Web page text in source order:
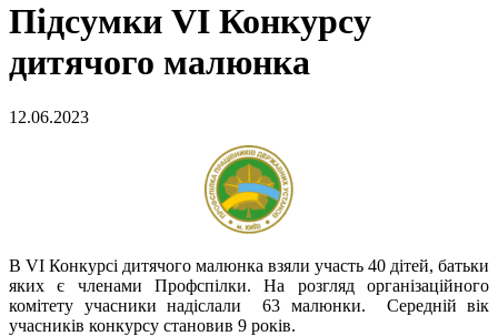
Підсумки VI Конкурсу
дитячого малюнка
12.06.2023
В VI Конкурсі дитячого малюнка взяли участь 40 дітей, батьки
яких є членами Профспілки. На розгляд організаційного
комітету учасники надіслали 63 малюнки. Середній вік
учасників конкурсу становив 9 років.